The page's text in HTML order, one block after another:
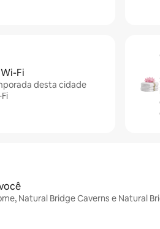
Fi
desta cidade
Natural Bridge Caverns e Natural